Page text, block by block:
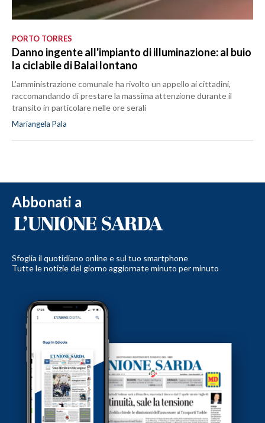
PORTO TORRES
Danno ingente all'impianto di illuminazione: al buio
la ciclabile di Balai lontano
L’amministrazione comunale ha rivolto un appello ai cittadini,
raccomandando di prestare la massima attenzione durante il
transito in particolare nelle ore serali
Mariangela Pala
Abbonati a
Sfoglia il quotidiano online e sul tuo smartphone
Tutte le notizie del giorno aggiornate minuto per minuto